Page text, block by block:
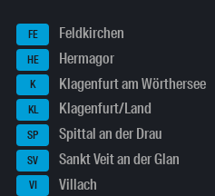
FE Feldkirchen
HE Hermagor
K Klagenfurt am Wörthersee
KL Klagenfurt/Land
SP Spittal an der Drau
SV Sankt Veit an der Glan
VI Villach